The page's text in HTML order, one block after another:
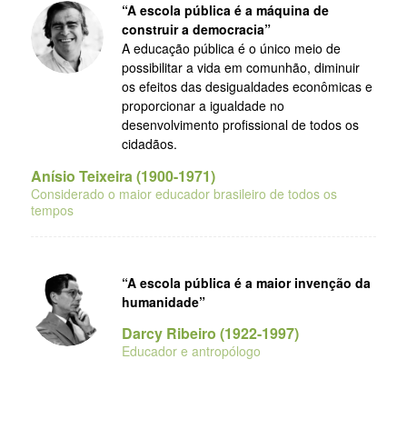
“A escola pública é a máquina de
construir a democracia”
A educação pública é o único meio de
possibilitar a vida em comunhão, diminuir
os efeitos das desigualdades econômicas e
proporcionar a igualdade no
desenvolvimento profissional de todos os
cidadãos.
Anísio Teixeira (1900-1971)
Considerado o maior educador brasileiro de todos os
tempos
“A escola pública é a maior invenção da
humanidade”
Darcy Ribeiro (1922-1997)
Educador e antropólogo